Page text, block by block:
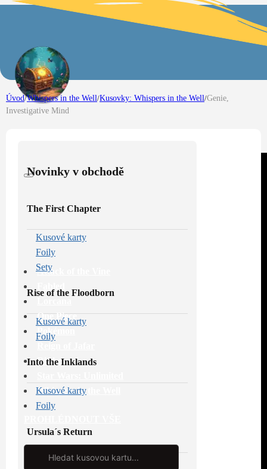
Attack of the Vine
One Piece
Pokémon
Riftbound
Whispers in the Well
Search
Úvod/Whispers in the Well/Kusovky: Whispers in the Well/Genie,
Investigative Mind
Novinky v obchodě
The First Chapter
Kusové karty
Foily
Sety
Rise of the Floodborn
Kusové karty
Foily
Into the Inklands
Kusové karty
Foily
Ursula´s Return
Kusové karty